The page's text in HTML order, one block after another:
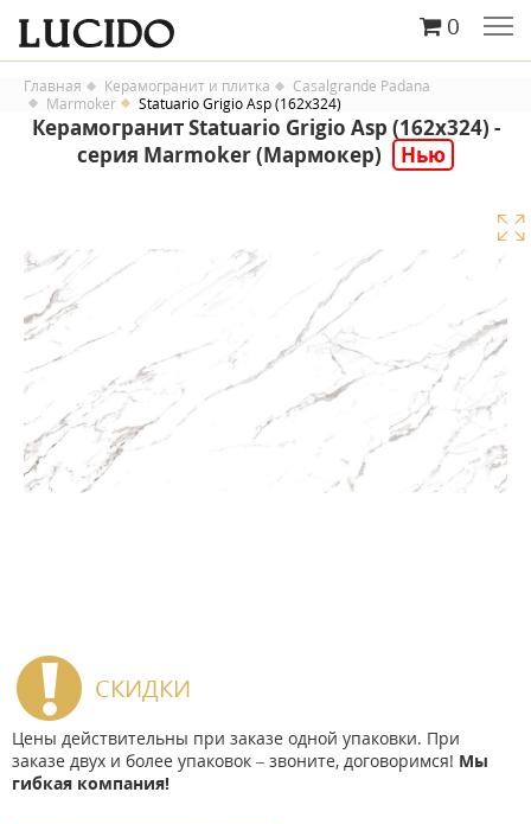
0
Главная Керамогранит и плитка
Casalgrande Padana
Marmoker
Statuario Grigio Asp (162x324)
Керамогранит Statuario Grigio Asp (162x324) -
серия Marmoker (Мармокер)
Нью
СКИДКИ
Цены действительны при заказе одной упаковки. При
заказе двух и более упаковок – звоните, договоримся! Мы
гибкая компания!